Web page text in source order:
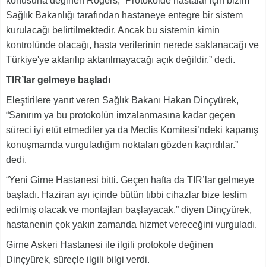
Sağlık Bakanlığı tarafından hastaneye entegre bir sistem
kurulacağı belirtilmektedir. Ancak bu sistemin kimin
kontrolünde olacağı, hasta verilerinin nerede saklanacağı ve
Türkiye'ye aktarılıp aktarılmayacağı açık değildir.” dedi.
TIR’lar gelmeye başladı
Eleştirilere yanıt veren Sağlık Bakanı Hakan Dinçyürek,
“Sanırım ya bu protokolün imzalanmasına kadar geçen
süreci iyi etüt etmediler ya da Meclis Komitesi’ndeki kapanış
konuşmamda vurguladığım noktaları gözden kaçırdılar.”
dedi.
“Yeni Girne Hastanesi bitti. Geçen hafta da TIR’lar gelmeye
başladı. Haziran ayı içinde bütün tıbbi cihazlar bize teslim
edilmiş olacak ve montajları başlayacak.” diyen Dinçyürek,
hastanenin çok yakın zamanda hizmet vereceğini vurguladı.
Girne Askeri Hastanesi ile ilgili protokole değinen
Dinçyürek, süreçle ilgili bilgi verdi.